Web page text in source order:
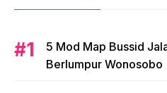
5 Mod Map Bussid
Berlumpur Wonosobo